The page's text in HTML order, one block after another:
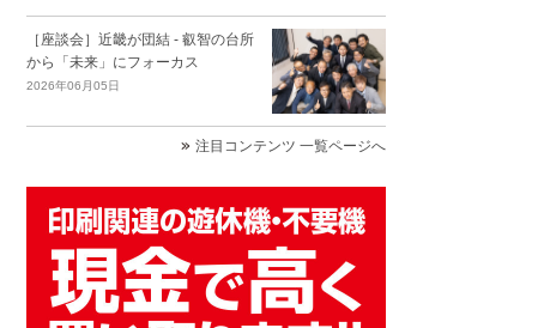
［座談会］近畿が団結 - 叡智の台所
から「未来」にフォーカス
2026年06月05日
注目コンテンツ 一覧ページへ